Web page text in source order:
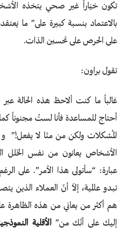
تكون خيَاراً غير صحي يتخذه
بالاعتماد بنسبة كبيرة على” ما
على الحرص على تحسين الذات.
تقول براون:
غالباً ما كنت ألاحظ هذه الحالة
أحتاج للمساعدة فأنا لستُ مجنوناً
المُشكلات ولكن من منّا لا يفعل!”
الأشخاص يعانون من نفس الخَلل
عبارة: “سأتولى هذا الأمر”. على
تبدو عالمية، إلاّ أنّ العملاء الذين
هم أكثر من يعاني من هذه الظاهرة
إليك على أنّك من”الأقلية